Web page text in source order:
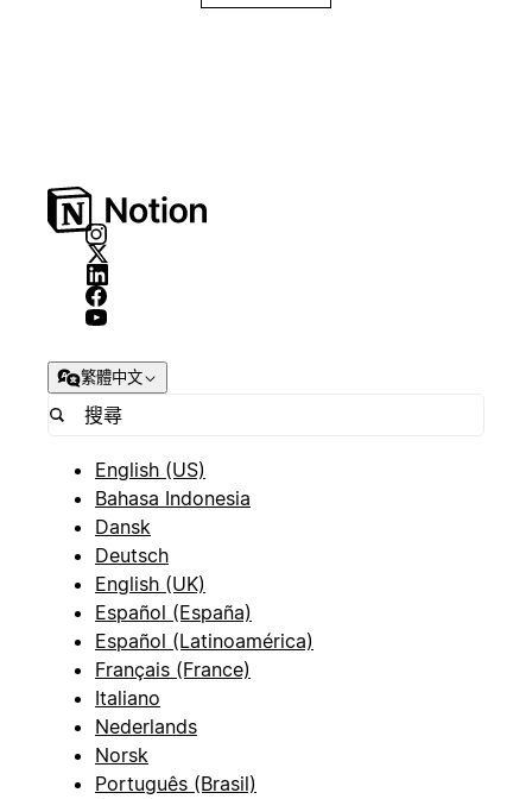
繁體中文
English (US)
Bahasa Indonesia
Dansk
Deutsch
English (UK)
Español (España)
Español (Latinoamérica)
Français (France)
Italiano
Nederlands
Norsk
Português (Brasil)